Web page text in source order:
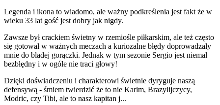
Legenda i ikona to wiadomo, ale ważny podkreślenia jest fakt że w
wieku 33 lat gość jest dobry jak nigdy.
Zawsze był crackiem świetny w rzemiośle piłkarskim, ale też często
się gotował w ważnych meczach a kuriozalne błędy doprowadzały
mnie do bladej gorączki. Jednak w tym sezonie Sergio jest niemal
bezbłędny i w ogóle nie traci głowy!
Dzięki doświadczeniu i charakterowi świetnie dyryguje naszą
defensywą - śmiem twierdzić że to nie Karim, Brazylijczycy,
Modric, czy Tibi, ale to nasz kapitan j...